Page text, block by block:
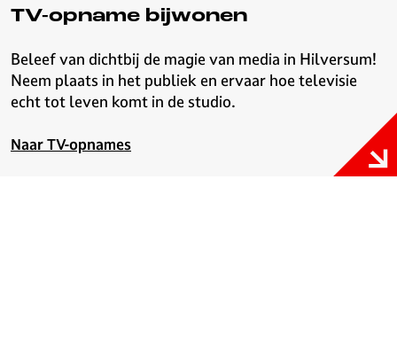
TV-opname bijwonen
Beleef van dichtbij de magie van media in Hilversum!
Neem plaats in het publiek en ervaar hoe televisie
echt tot leven komt in de studio.
Naar TV-opnames